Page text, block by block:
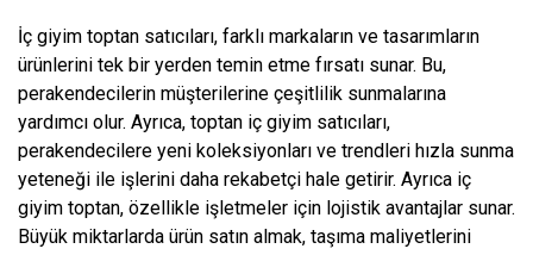
İç giyim toptan satıcıları, farklı markaların ve tasarımların
ürünlerini tek bir yerden temin etme fırsatı sunar. Bu,
perakendecilerin müşterilerine çeşitlilik sunmalarına
yardımcı olur. Ayrıca, toptan iç giyim satıcıları,
perakendecilere yeni koleksiyonları ve trendleri hızla sunma
yeteneği ile işlerini daha rekabetçi hale getirir. Ayrıca iç
giyim toptan, özellikle işletmeler için lojistik avantajlar sunar.
Büyük miktarlarda ürün satın almak, taşıma maliyetlerini